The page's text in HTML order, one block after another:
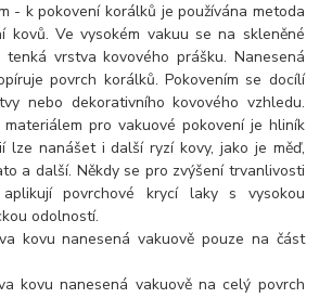
- k pokovení korálků je používána metoda
kovů. Ve vysokém vakuu se na skleněné
vrstva kovového prášku. Nanesená
povrch korálků. Pokovením se docílí
nebo dekorativního kovového vzhledu.
materiálem pro vakuové pokovení je hliník
lze nanášet i další ryzí kovy, jako je měď,
a další. Někdy se pro zvýšení trvanlivosti
povrchové krycí laky s vysokou
odolností.
kovu nanesená vakuově pouze na část
kovu nanesená vakuově na celý povrch